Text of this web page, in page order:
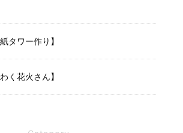
タワー作り】
く花火さん】